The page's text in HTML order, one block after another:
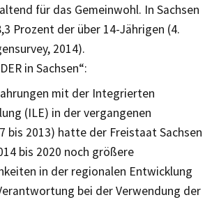
für das Gemeinwohl. In Sachsen
Prozent der über 14-Jährigen (4.
2014).
in Sachsen“:
mit der Integrierten
(ILE) in der vergangenen
bis 2013) hatte der Freistaat Sachsen
bis 2020 noch größere
in der regionalen Entwicklung
bei der Verwendung der